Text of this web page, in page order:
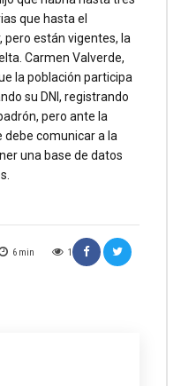
6 min 1
que hasta el
pero están vigentes, la
Carmen Valverde,
la población participa
su DNI, registrando
pero ante la
debe comunicar a la
una base de datos